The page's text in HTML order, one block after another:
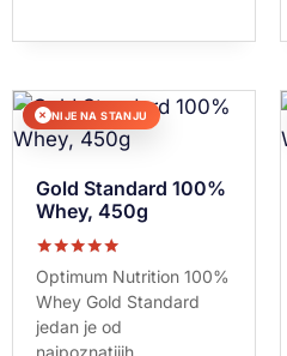
✕ NIJE NA STANJU
Gold Standard 100%
Whey, 450g
Ocenjeno sa
5.00
od 5
Optimum Nutrition 100%
Whey Gold Standard
jedan je od
najpoznatijih...